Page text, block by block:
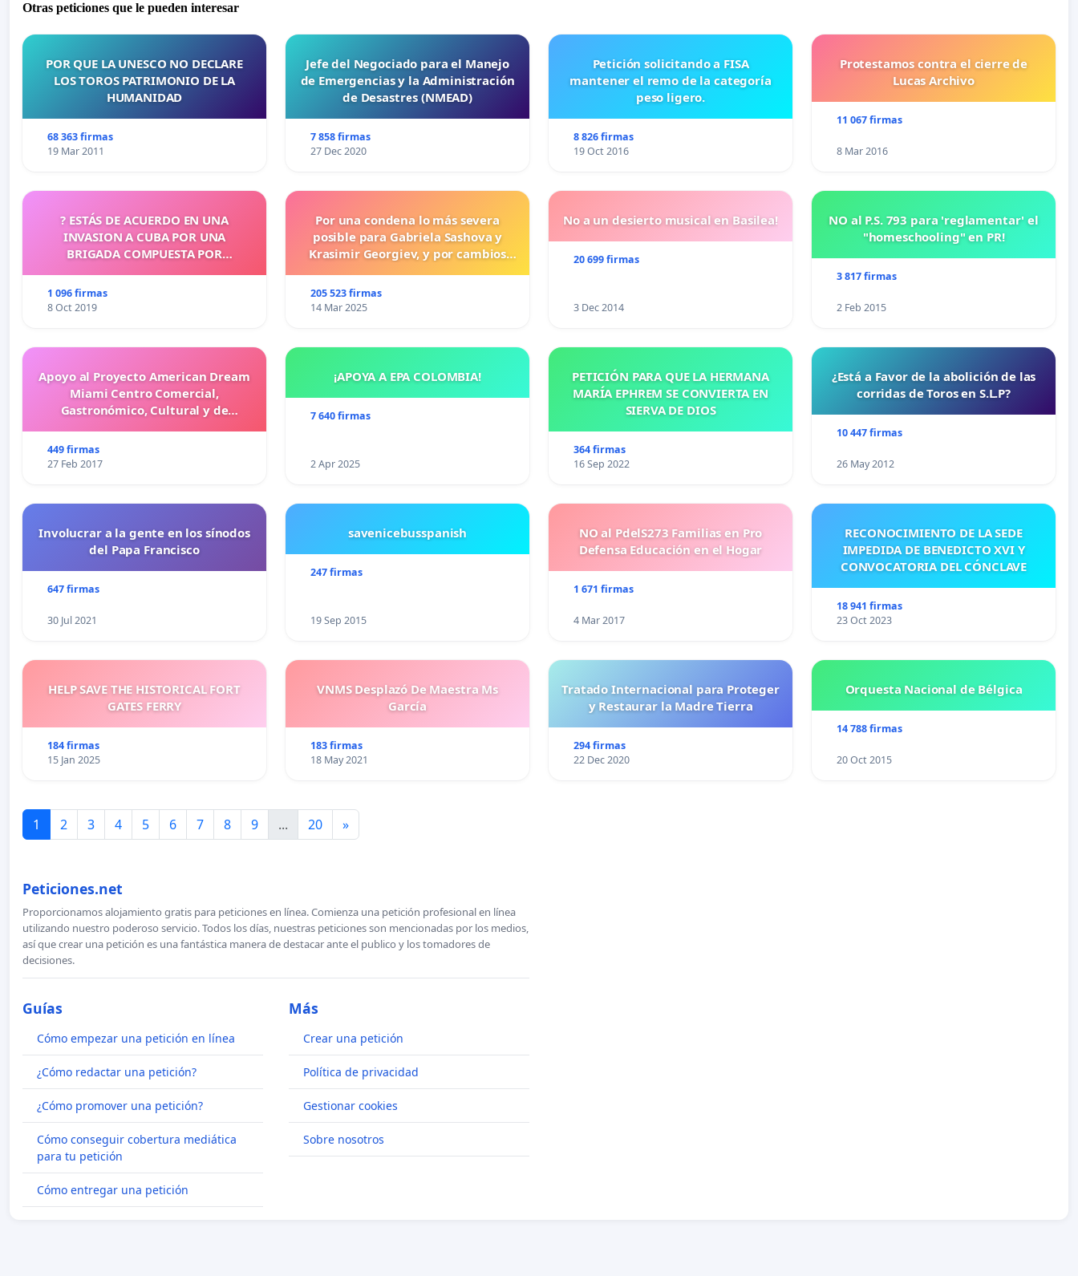
Otras peticiones que le pueden interesar
POR QUE LA UNESCO NO DECLARE
LOS TOROS PATRIMONIO DE LA
HUMANIDAD
68 363 firmas
19 Mar 2011
Jefe del Negociado para el Manejo
de Emergencias y la Administración
de Desastres (NMEAD)
7 858 firmas
27 Dec 2020
Petición solicitando a FISA
mantener el remo de la categoría
peso ligero.
8 826 firmas
19 Oct 2016
Protestamos contra el cierre de
Lucas Archivo
11 067 firmas
8 Mar 2016
? ESTÁS DE ACUERDO EN UNA
INVASION A CUBA POR UNA
BRIGADA COMPUESTA POR
1 096 firmas
8 Oct 2019
Por una condena lo más severa
posible para Gabriela Sashova y
Krasimir Georgiev, y por cambios
más duras para los crímenes
cometidos contra los animales.
205 523 firmas
14 Mar 2025
No a un desierto musical en Basilea!
20 699 firmas
3 Dec 2014
NO al P.S. 793 para 'reglamentar' el
"homeschooling" en PR!
3 817 firmas
2 Feb 2015
Apoyo al Proyecto American Dream
Miami Centro Comercial,
Gastronómico, Cultural y de
449 firmas
27 Feb 2017
¡APOYA A EPA COLOMBIA!
7 640 firmas
2 Apr 2025
PETICIÓN PARA QUE LA HERMANA
MARÍA EPHREM SE CONVIERTA EN
SIERVA DE DIOS
364 firmas
16 Sep 2022
¿Está a Favor de la abolición de las
corridas de Toros en S.L.P?
10 447 firmas
26 May 2012
Involucrar a la gente en los sínodos
del Papa Francisco
647 firmas
30 Jul 2021
savenicebusspanish
247 firmas
19 Sep 2015
NO al PdelS273 Familias en Pro
Defensa Educación en el Hogar
1 671 firmas
4 Mar 2017
RECONOCIMIENTO DE LA SEDE
IMPEDIDA DE BENEDICTO XVI Y
CONVOCATORIA DEL CÓNCLAVE
18 941 firmas
23 Oct 2023
HELP SAVE THE HISTORICAL FORT
GATES FERRY
184 firmas
15 Jan 2025
VNMS Desplazó De Maestra Ms
García
183 firmas
18 May 2021
Tratado Internacional para Proteger
y Restaurar la Madre Tierra
294 firmas
22 Dec 2020
Orquesta Nacional de Bélgica
14 788 firmas
20 Oct 2015
1 2 3 4 5 6 7 8 9 ... 20 »
Peticiones.net
Proporcionamos alojamiento gratis para peticiones en línea. Comienza una petición profesional en línea
utilizando nuestro poderoso servicio. Todos los días, nuestras peticiones son mencionadas por los medios,
así que crear una petición es una fantástica manera de destacar ante el publico y los tomadores de
decisiones.
Guías
Cómo empezar una petición en línea
¿Cómo redactar una petición?
¿Cómo promover una petición?
Cómo conseguir cobertura mediática
para tu petición
Cómo entregar una petición
Más
Crear una petición
Política de privacidad
Gestionar cookies
Sobre nosotros